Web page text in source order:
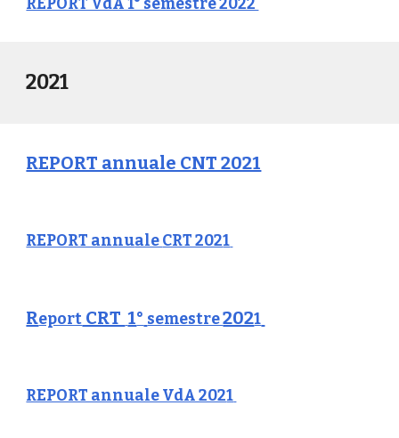
REPORT VdA 1° semestre 2022
2021
REPORT annuale CNT 2021
REPORT annualeCRT 2021
Report CRT 1° semestre2021
REPORT annuale VdA 2021